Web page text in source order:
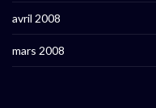
avril 2008
mars 2008